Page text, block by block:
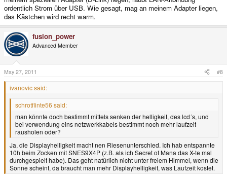
ordentlich Strom über USB. Wie gesagt, mag an meinem Adapter liegen,
das Kästchen wird recht warm.
fusion_power
Advanced Member
May 27, 2011 #8
ivanovic said:
schrotflinte56 said:
man könnte doch bestimmt mittels senken der helligkeit, des lcd´s, und
bei verwendung eins netzwerkkabels bestimmt noch mehr laufzeit
rausholen oder?
Ja, die Displayhelligkeit macht nen Riesenunterschied. Ich hab entspannte
10h beim Zocken mit SNES9X4P (z.B. als ich Secret of Mana das X-te mal
durchgespielt habe). Das geht natürlich nicht unter freiem Himmel, wenn die
Sonne scheint, da braucht man mehr Displayhelligkeit, was Laufzeit kostet.